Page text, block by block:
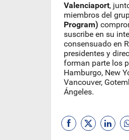
Valenciaport,
miembros del
Program)
suscribe en su
consensuado en
presidentes y
forman parte los
Hamburgo, New
Vancouver,
Ángeles.